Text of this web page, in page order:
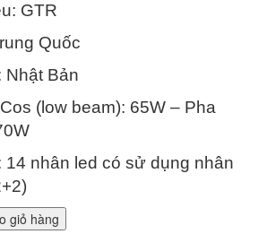
là:
GTR
Quốc
Bản
(low beam): 65W – Pha
nhân led có sử dụng nhân
giỏ hàng